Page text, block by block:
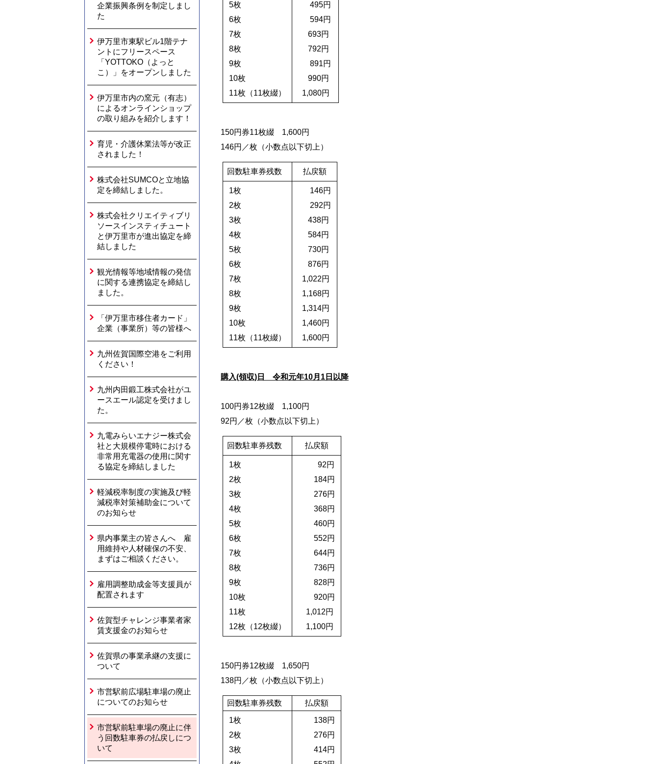
企業振興条例を制定しまし
た
伊万里市東駅ビル1階テナ
ントにフリースペース
「YOTTOKO（よっと
こ）」をオープンしました
伊万里市内の窯元（有志）
によるオンラインショップ
の取り組みを紹介します！
育児・介護休業法等が改正
されました！
株式会社SUMCOと立地協
定を締結しました。
株式会社クリエイティブリ
ソースインスティチュート
と伊万里市が進出協定を締
結しました
観光情報等地域情報の発信
に関する連携協定を締結し
ました。
「伊万里市移住者カード」
企業（事業所）等の皆様へ
九州佐賀国際空港をご利用
ください！
九州内田鍛工株式会社がユ
ースエール認定を受けまし
た。
九電みらいエナジー株式会
社と大規模停電時における
非常用充電器の使用に関す
る協定を締結しました
軽減税率制度の実施及び軽
減税率対策補助金について
のお知らせ
県内事業主の皆さんへ 雇
用維持や人材確保の不安、
まずはご相談ください。
雇用調整助成金等支援員が
配置されます
佐賀型チャレンジ事業者家
賃支援金のお知らせ
佐賀県の事業承継の支援に
ついて
市営駅前広場駐車場の廃止
についてのお知らせ
市営駅前駐車場の廃止に伴
う回数駐車券の払戻しにつ
いて
5枚
6枚
7枚
8枚
9枚
10枚
11枚（11枚綴）
495円
594円
693円
792円
891円
990円
1,080円
150円券11枚綴 1,600円
146円／枚（小数点以下切上）
回数駐車券残数 払戻額
1枚
2枚
3枚
4枚
5枚
6枚
7枚
8枚
9枚
10枚
11枚（11枚綴）
146円
292円
438円
584円
730円
876円
1,022円
1,168円
1,314円
1,460円
1,600円
購入(領収)日 令和元年10月1日以降
100円券12枚綴 1,100円
92円／枚（小数点以下切上）
回数駐車券残数 払戻額
1枚
2枚
3枚
4枚
5枚
6枚
7枚
8枚
9枚
10枚
11枚
12枚（12枚綴）
92円
184円
276円
368円
460円
552円
644円
736円
828円
920円
1,012円
1,100円
150円券12枚綴 1,650円
138円／枚（小数点以下切上）
回数駐車券残数 払戻額
1枚
2枚
3枚
138円
276円
414円